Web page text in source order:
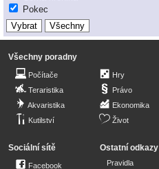
Pokec
Všechny poradny
Počítače
Teraristika
Akvaristika
Kutilství
Hry
Právo
Ekonomika
Život
Sociální sítě
Facebook
Ostatní odkazy
Pravidla